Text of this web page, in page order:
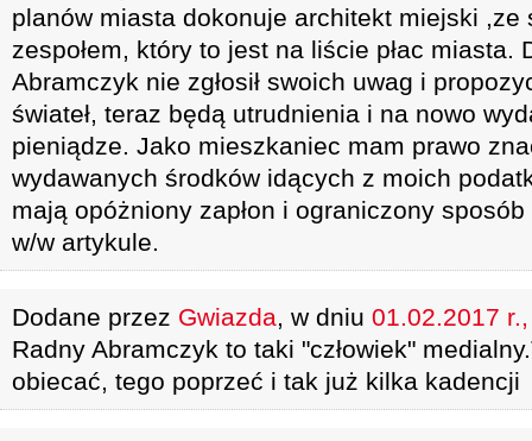
planów miasta dokonuje architekt miejski ,ze
zespołem, który to jest na liście płac miasta.
Abramczyk nie zgłosił swoich uwag i
świateł, teraz będą utrudnienia i na nowo
pieniądze. Jako mieszkaniec mam prawo
wydawanych środków idących z moich
mają opóżniony zapłon i ograniczony
w/w artykule.
Dodane przez Gwiazda, w dniu 01.02.2017
Radny Abramczyk to taki "człowiek"
obiecać, tego poprzeć i tak już kilka kadencji